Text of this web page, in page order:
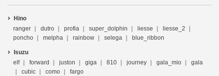
Hino
ranger
dutro profia super_dolphin liesse
liesse_2
poncho
melpha rainbow selega blue_ribbon
Isuzu
elf
forward juston giga 810 journey gala_mio
gala
cubic
como fargo